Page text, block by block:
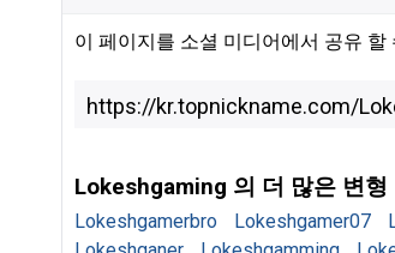
이 페이지를 소셜 미디어에서 공유 할
Lokeshgaming 의 더 많은 변형
Lokeshgamerbro Lokeshgamer07